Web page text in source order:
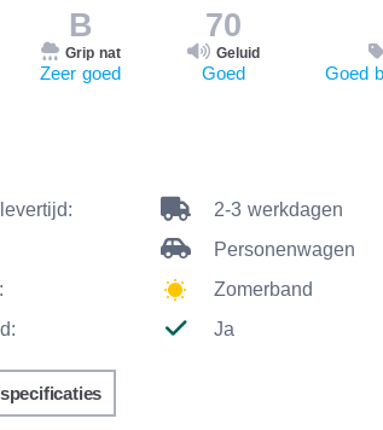
B
Grip nat
Zeer goed
70
Geluid
Goed Goed
2-3 werkdagen
Personenwagen
Zomerband
Ja